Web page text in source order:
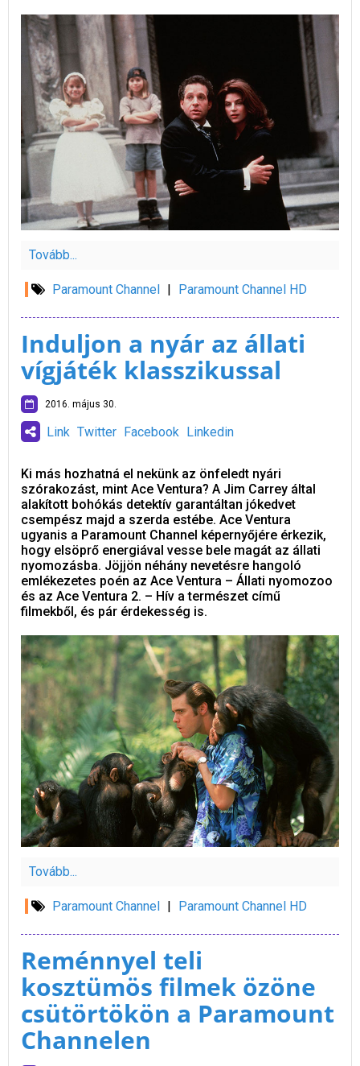
Tovább...
Paramount Channel | Paramount Channel HD
Induljon a nyár az állati
vígjáték klasszikussal
2016. május 30.
Link Twitter Facebook Linkedin
Ki más hozhatná el nekünk az önfeledt nyári
szórakozást, mint Ace Ventura? A Jim Carrey által
alakított bohókás detektív garantáltan jókedvet
csempész majd a szerda estébe. Ace Ventura
ugyanis a Paramount Channel képernyőjére érkezik,
hogy elsöprő energiával vesse bele magát az állati
nyomozásba. Jöjjön néhány nevetésre hangoló
emlékezetes poén az Ace Ventura – Állati nyomozoo
és az Ace Ventura 2. – Hív a természet című
filmekből, és pár érdekesség is.
Tovább...
Paramount Channel Paramount Channel HD
Reménnyel teli
kosztümös filmek özöne
csütörtökön a Paramount
Channelen